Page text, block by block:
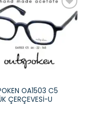
Add to
wishlist
OA1503 C5
ÇERÇEVESİ-U